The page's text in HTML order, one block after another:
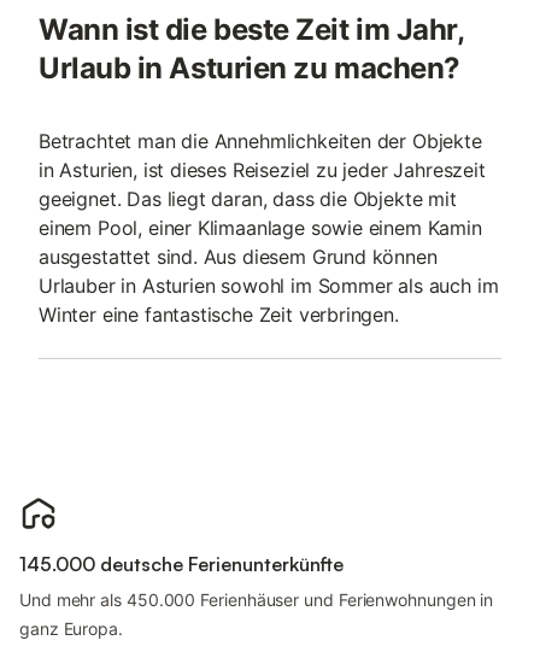
Wann ist die beste Zeit im Jahr,
Urlaub in Asturien zu machen?
Betrachtet man die Annehmlichkeiten der Objekte
in Asturien, ist dieses Reiseziel zu jeder Jahreszeit
geeignet. Das liegt daran, dass die Objekte mit
einem Pool, einer Klimaanlage sowie einem Kamin
ausgestattet sind. Aus diesem Grund können
Urlauber in Asturien sowohl im Sommer als auch im
Winter eine fantastische Zeit verbringen.
145.000 deutsche Ferienunterkünfte
Und mehr als 450.000 Ferienhäuser und Ferienwohnungen in
ganz Europa.